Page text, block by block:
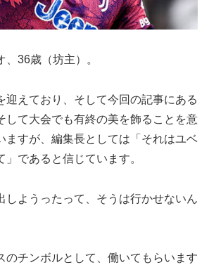
、36歳（坊主）。
迎えており、そして今回の記事にある
して大会でも有終の美を飾ることを意
ますが、編集長としては「それはユベ
」であると信じています。
しようったって、そうは行かせないん
のチンボルとして、働いてもらいます